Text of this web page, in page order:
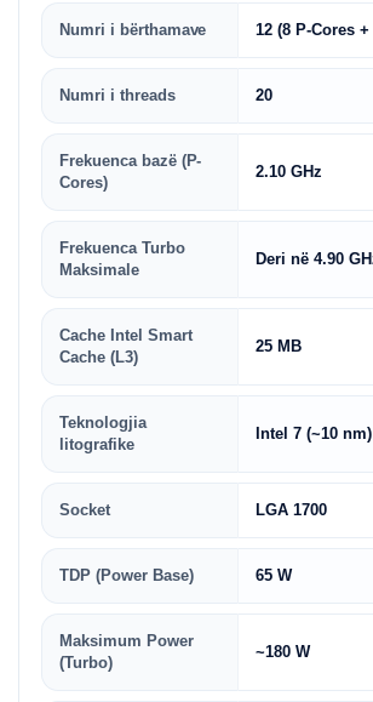
Numri i bërthamave 12 (8 P-Cores
Numri i threads 20
Frekuenca bazë (P-
Cores)
2.10 GHz
Frekuenca Turbo
Maksimale
Deri në 4.90
Cache Intel Smart
Cache (L3)
25 MB
Teknologjia
litografike
Intel 7 (~10 nm)
Socket LGA 1700
TDP (Power Base) 65 W
Maksimum Power
(Turbo)
~180 W